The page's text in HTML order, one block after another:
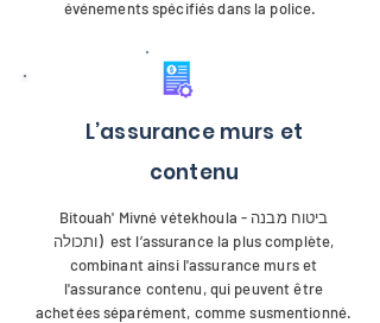
événements spécifiés dans la police.
L’assurance murs et
contenu
Bitouah' Mivné vétekhoula - ביטוח מבנה
ותכולה) est l’assurance la plus complète,
combinant ainsi l'assurance murs et
l'assurance contenu, qui peuvent être
achetées séparément, comme susmentionné.